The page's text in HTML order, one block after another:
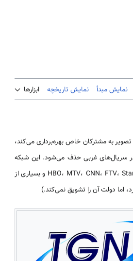
نمایش مبدأ نمایش تاریخچه ابزارها
به مشترکان خاص بهره‌برداری می‌کند،
در سریال‌های غربی حذف می‌شود. این شبکه
دارای کانال‌های بین‌المللی‌گوناگون از جمله HBO، MTV، CNN، FTV، Star Movie، T.N.T، UBC Kids، Carton Network، Hallmark و بسیاری از
اما دولت آن را تشویق نمی‌کند.)